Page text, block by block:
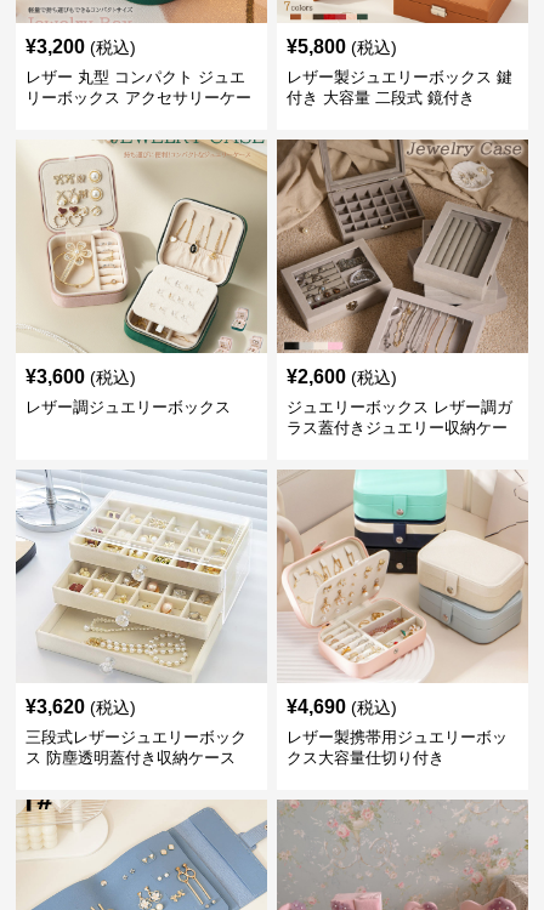
¥3,200 (税込)
レザー 丸型 コンパクト ジュエ
リーボックス アクセサリーケー
¥5,800 (税込)
レザー製ジュエリーボックス 鍵
付き 大容量 二段式 鏡付き
¥3,600 (税込)
レザー調ジュエリーボックス
¥2,600 (税込)
ジュエリーボックス レザー調ガ
ラス蓋付きジュエリー収納ケー
¥3,620 (税込)
三段式レザージュエリーボック
ス 防塵透明蓋付き収納ケース
¥4,690 (税込)
レザー製携帯用ジュエリーボッ
クス大容量仕切り付き